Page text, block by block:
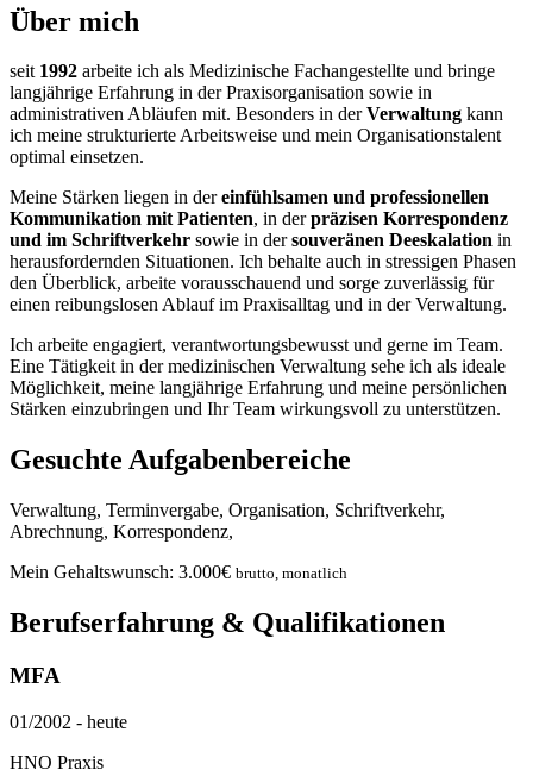
Über mich
seit 1992 arbeite ich als Medizinische Fachangestellte und bringe
langjährige Erfahrung in der Praxisorganisation sowie in
administrativen Abläufen mit. Besonders in derVerwaltung kann
ich meine strukturierte Arbeitsweise und mein Organisationstalent
optimal einsetzen.
Meine Stärken liegen in dereinfühlsamen und professionellen
Kommunikation mit Patienten, in derpräzisen Korrespondenz
und im Schriftverkehr sowie in dersouveränen Deeskalation in
herausfordernden Situationen. Ich behalte auch in stressigen Phasen
den Überblick, arbeite vorausschauend und sorge zuverlässig für
einen reibungslosen Ablauf im Praxisalltag und in der Verwaltung.
Ich arbeite engagiert, verantwortungsbewusst und gerne im Team.
Eine Tätigkeit in der medizinischen Verwaltung sehe ich als ideale
Möglichkeit, meine langjährige Erfahrung und meine persönlichen
Stärken einzubringen und Ihr Team wirkungsvoll zu unterstützen.
Gesuchte Aufgabenbereiche
Verwaltung, Terminvergabe, Organisation, Schriftverkehr,
Abrechnung, Korrespondenz,
Mein Gehaltswunsch: 3.000€ brutto, monatlich
Berufserfahrung & Qualifikationen
MFA
01/2002 - heute
HNO Praxis